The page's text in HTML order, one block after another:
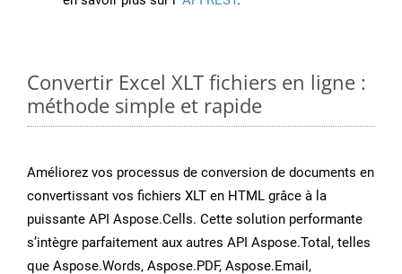
Convertir Excel XLT fichiers en ligne :
méthode simple et rapide
Améliorez vos processus de conversion de documents en
convertissant vos fichiers XLT en HTML grâce à la
puissante API Aspose.Cells. Cette solution performante
s’intègre parfaitement aux autres API Aspose.Total, telles
que Aspose.Words, Aspose.PDF, Aspose.Email,